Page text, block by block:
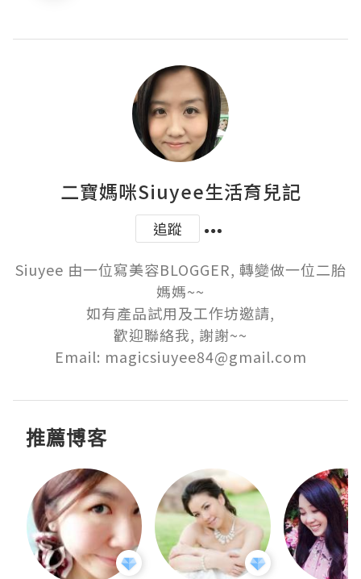
二寶媽咪Siuyee生活育兒記
追蹤
Siuyee 由一位寫美容BLOGGER, 轉變做一位二胎
媽媽~~
如有產品試用及工作坊邀請,
歡迎聯絡我, 謝謝~~
Email: magicsiuyee84@gmail.com
推薦博客